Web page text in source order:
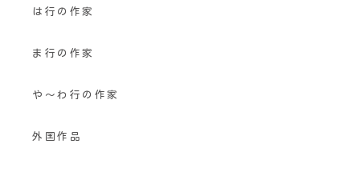
は行の作家
ま行の作家
や〜わ行の作家
外国作品